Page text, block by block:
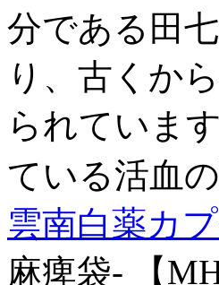
分である田
り、古くか
られていま
ている活血
雲南白薬カ
麻痺袋- 【